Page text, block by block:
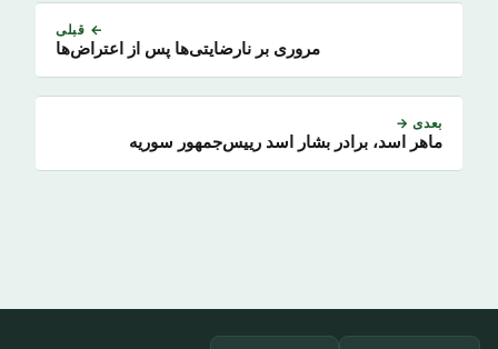
← قبلی
مروری بر نارضایتی‌ها پس از اعتراض‌ها
بعدی →
ماهر اسد، برادر بشار اسد رییس‌جمهور سوریه